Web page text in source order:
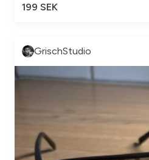
199 SEK
GrischStudio